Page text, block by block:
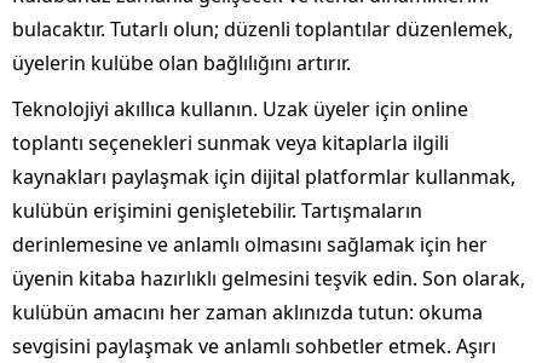
bulacaktır. Tutarlı olun; düzenli toplantılar düzenlemek,
üyelerin kulübe olan bağlılığını artırır.
Teknolojiyi akıllıca kullanın. Uzak üyeler için online
toplantı seçenekleri sunmak veya kitaplarla ilgili
kaynakları paylaşmak için dijital platformlar kullanmak,
kulübün erişimini genişletebilir. Tartışmaların
derinlemesine ve anlamlı olmasını sağlamak için her
üyenin kitaba hazırlıklı gelmesini teşvik edin. Son olarak,
kulübün amacını her zaman aklınızda tutun: okuma
sevgisini paylaşmak ve anlamlı sohbetler etmek. Aşırı